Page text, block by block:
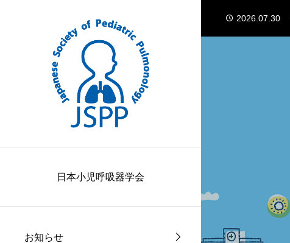
日本小児呼吸器学会
お知らせ
2026.07.30
2026.04.15